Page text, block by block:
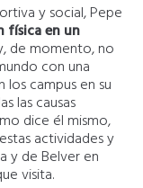
y social, Pepe
física en un
de momento, no
con una
campus en su
las causas
dice él mismo,
actividades y
y de Belver en
visita.